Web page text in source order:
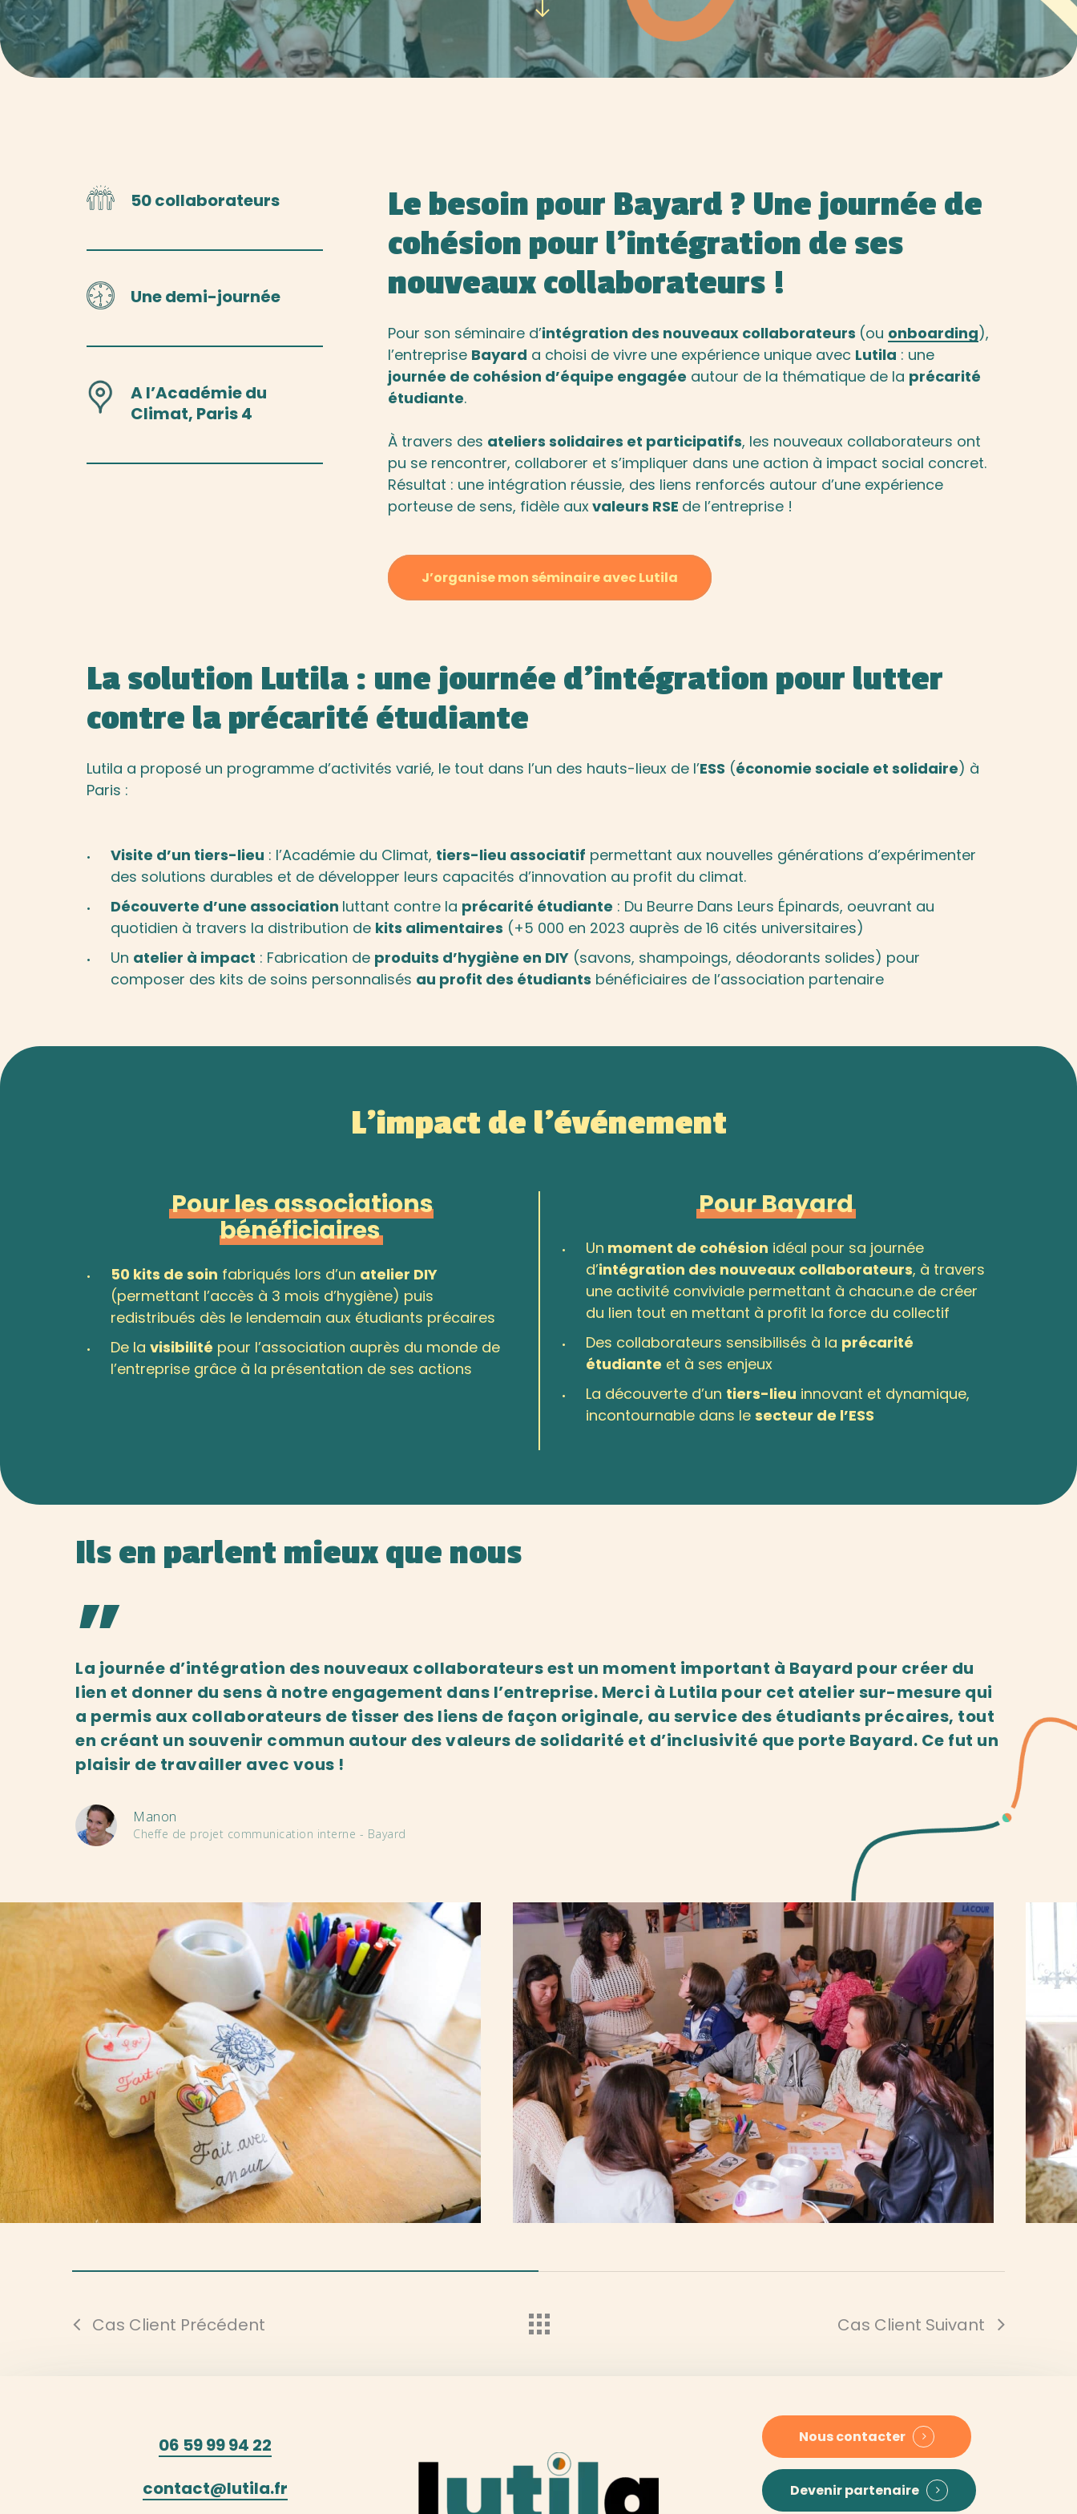
50 collaborateurs
Une demi-journée
A l’Académie du
Climat, Paris 4
Le besoin pour Bayard ? Une journée de
cohésion pour l’intégration de ses
nouveaux collaborateurs !
Pour son séminaire d’intégration des nouveaux collaborateurs (ou onboarding),
l’entreprise Bayard a choisi de vivre une expérience unique avec Lutila : une
journée de cohésion d’équipe engagée autour de la thématique de la précarité
étudiante.
À travers des ateliers solidaires et participatifs, les nouveaux collaborateurs ont
pu se rencontrer, collaborer et s’impliquer dans une action à impact social concret.
Résultat : une intégration réussie, des liens renforcés autour d’une expérience
porteuse de sens, fidèle auxvaleurs RSE de l’entreprise !
J’organise mon séminaire avec Lutila
La solution Lutila : une journée d’intégration pour lutter
contre la précarité étudiante
Lutila a proposé un programme d’activités varié, le tout dans l’un des hauts-lieux de l’ESS (économie sociale et solidaire) à
Paris :
Visite d’un tiers-lieu : l’Académie du Climat, tiers-lieu associatif permettant aux nouvelles générations d’expérimenter
des solutions durables et de développer leurs capacités d’innovation au profit du climat.
Découverte d’une association luttant contre la précarité étudiante : Du Beurre Dans Leurs Épinards, oeuvrant au
quotidien à travers la distribution de kits alimentaires (+5 000 en 2023 auprès de 16 cités universitaires)
Un atelier à impact : Fabrication de produits d’hygiène en DIY(savons, shampoings, déodorants solides) pour
composer des kits de soins personnalisés au profit des étudiants bénéficiaires de l’association partenaire
L’impact de l’événement
Pour les associations
bénéficiaires
50 kits de soin fabriqués lors d’un atelier DIY
(permettant l’accès à 3 mois d’hygiène) puis
redistribués dès le lendemain aux étudiants précaires
De la visibilité pour l’association auprès du monde de
l’entreprise grâce à la présentation de ses actions
Pour Bayard
Un moment de cohésion idéal pour sa journée
d’intégration des nouveaux collaborateurs, à travers
une activité conviviale permettant à chacun.e de créer
du lien tout en mettant à profit la force du collectif
Des collaborateurs sensibilisés à la précarité
étudiante et à ses enjeux
La découverte d’un tiers-lieu innovant et dynamique,
incontournable dans le secteur de l’ESS
Ils en parlent mieux que nous
”
La journée d’intégration des nouveaux collaborateurs est un moment important à Bayard pour créer du
lien et donner du sens à notre engagement dans l’entreprise. Merci à Lutila pour cet atelier sur-mesure qui
a permis aux collaborateurs de tisser des liens de façon originale, au service des étudiants précaires, tout
en créant un souvenir commun autour des valeurs de solidarité et d’inclusivité que porte Bayard. Ce fut un
plaisir de travailler avec vous !
Manon
Cheffe de projet communication interne - Bayard
Cas Client Précédent Cas Client Suivant
06 59 99 94 22
contact@lutila.fr
Nous contacter
Devenir partenaire